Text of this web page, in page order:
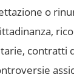
o
contratti